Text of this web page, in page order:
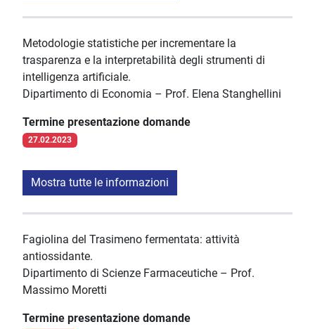
Metodologie statistiche per incrementare la
trasparenza e la interpretabilità degli strumenti di
intelligenza artificiale.
Dipartimento di Economia – Prof. Elena Stanghellini
Termine presentazione domande
27.02.2023
Mostra tutte le informazioni
Fagiolina del Trasimeno fermentata: attività
antiossidante.
Dipartimento di Scienze Farmaceutiche – Prof.
Massimo Moretti
Termine presentazione domande